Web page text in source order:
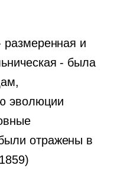
и
- была
эволюции
отражены в